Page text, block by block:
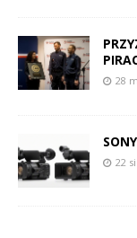
28
22